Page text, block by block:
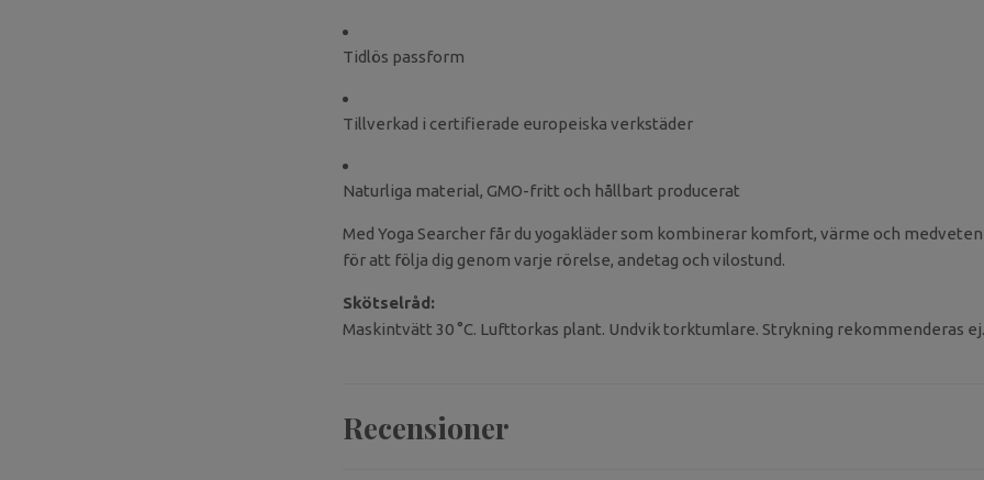
Tidlös passform
Tillverkad i certifierade europeiska verkstäder
Naturliga material, GMO-fritt och hållbart producerat
Med Yoga Searcher får du yogakläder som kombinerar komfort, värme och medveten
för att följa dig genom varje rörelse, andetag och vilostund.
Skötselråd:
Maskintvätt 30 °C. Lufttorkas plant. Undvik torktumlare. Strykning rekommenderas ej.
Recensioner